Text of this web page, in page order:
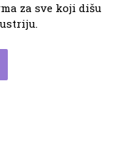
za sve koji dišu